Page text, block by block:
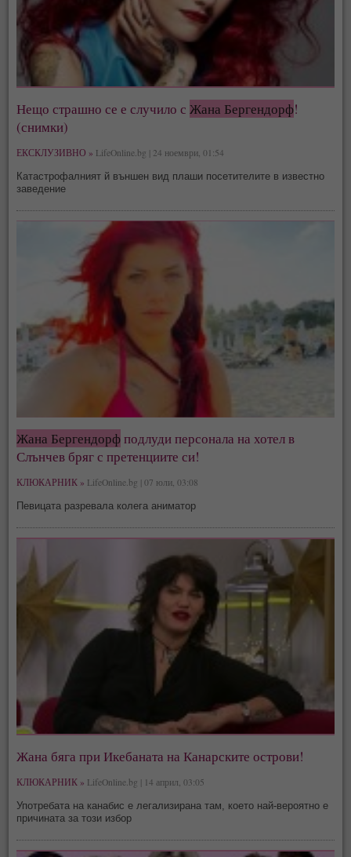
Нещо страшно се е случило сЖана Бергендорф!
(снимки)
ЕКСКЛУЗИВНО » LifeOnline.bg | 24 ноември, 01:54
Катастрофалният й външен вид плаши посетителите в известно
заведение
Жана Бергендорфподлуди персонала на хотел в
Слънчев бряг с претенциите си!
КЛЮКАРНИК » LifeOnline.bg | 07 юли, 03:08
Певицата разревала колега аниматор
Жана бяга при Икебаната на Канарските острови!
КЛЮКАРНИК » LifeOnline.bg | 14 април, 03:05
Употребата на канабис е легализирана там, което най-вероятно е
причината за този избор